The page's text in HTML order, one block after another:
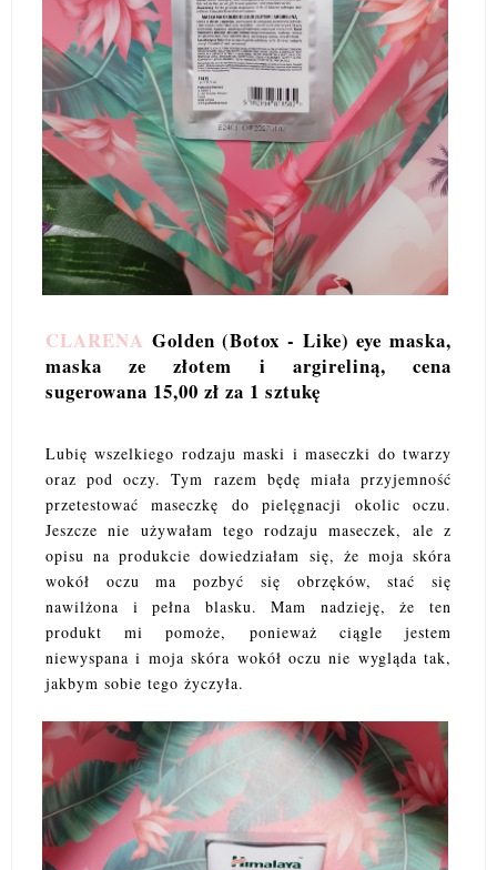
CLARENA Golden (Botox - Like) eye maska,
maska ze złotem i argireliną, cena
sugerowana 15,00 zł za 1 sztukę
Lubię wszelkiego rodzaju maski i maseczki do twarzy
oraz pod oczy. Tym razem będę miała przyjemność
przetestować maseczkę do pielęgnacji okolic oczu.
Jeszcze nie używałam tego rodzaju maseczek, ale z
opisu na produkcie dowiedziałam się, że moja skóra
wokół oczu ma pozbyć się obrzęków, stać się
nawilżona i pełna blasku. Mam nadzieję, że ten
produkt mi pomoże, ponieważ ciągle jestem
niewyspana i moja skóra wokół oczu nie wygląda tak,
jakbym sobie tego życzyła.